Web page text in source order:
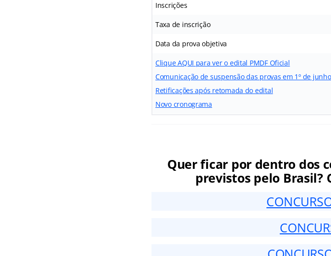
Inscrições
Taxa de inscrição
Data da prova objetiva
Clique AQUI para ver o edital PMDF Oficial
Comunicação de suspensão das provas em 1º de
Retificações após retomada do edital
Novo cronograma
Quer ficar por dentro dos
previstos pelo Brasil?